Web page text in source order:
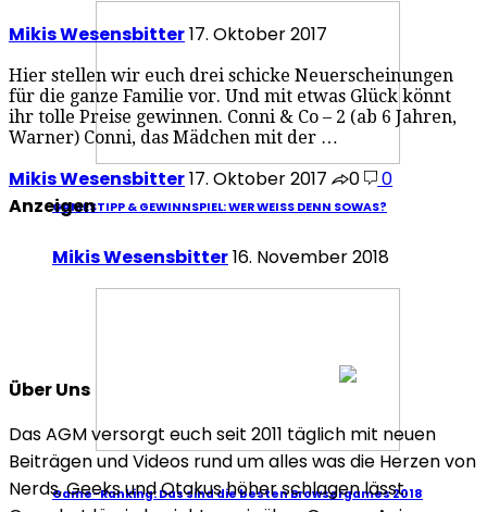
GAMESTIPP & GEWINNSPIEL: WER WEISS DENN SOWAS?
Mikis Wesensbitter16. November 2018
Game-Ranking: Das sind die besten Browsergames 2018
Mikis Wesensbitter17. Oktober 2017
Hier stellen wir euch drei schicke Neuerscheinungen
für die ganze Familie vor. Und mit etwas Glück könnt
ihr tolle Preise gewinnen. Conni & Co – 2 (ab 6 Jahren,
Warner) Conni, das Mädchen mit der …
Mikis Wesensbitter17. Oktober 2017 0
0
Anzeigen
Über Uns
Das AGM versorgt euch seit 2011 täglich mit neuen
Beiträgen und Videos rund um alles was die Herzen von
Nerds, Geeks und Otakus höher schlagen lässt.